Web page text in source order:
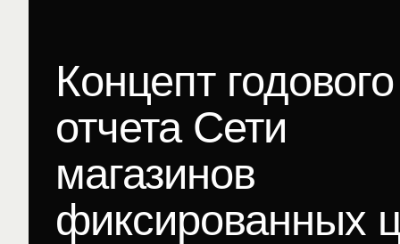
Концепт годового
отчета Сети
магазинов
фиксированных